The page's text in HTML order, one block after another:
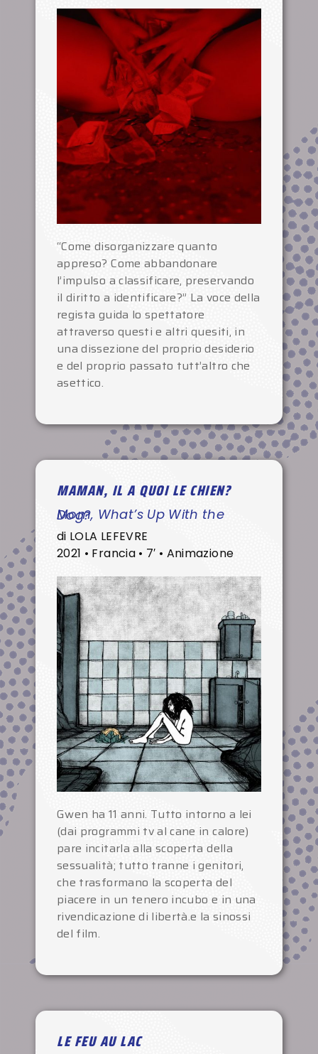
“Come disorganizzare quanto
appreso? Come abbandonare
l’impulso a classificare, preservando
il diritto a identificare?” La voce della
regista guida lo spettatore
attraverso questi e altri quesiti, in
una dissezione del proprio desiderio
e del proprio passato tutt’altro che
asettico.
MAMAN, IL A QUOI LE CHIEN?
Mom, What’s Up With the Dog?
di LOLA LEFEVRE
2021 • Francia • 7′ • Animazione
Gwen ha 11 anni. Tutto intorno a lei
(dai programmi tv al cane in calore)
pare incitarla alla scoperta della
sessualità; tutto tranne i genitori,
che trasformano la scoperta del
piacere in un tenero incubo e in una
rivendicazione di libertà.e la sinossi
del film.
LE FEU AU LAC